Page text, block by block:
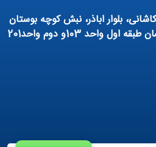
پمپ وکیوم
بلوار اباذر، نبش کوچه بوستان
3 غربی، ساختمان اداری آیسان طبقه اول واحد 103و دوم واحد201